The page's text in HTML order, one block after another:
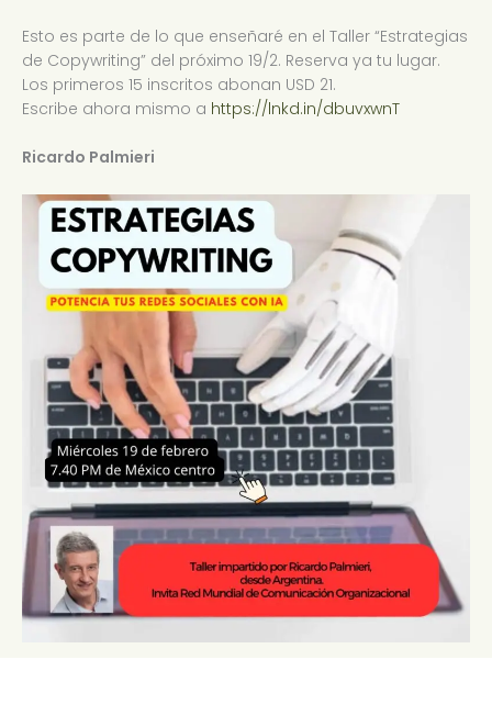
Esto es parte de lo que enseñaré en el Taller “Estrategias
de Copywriting” del próximo 19/2. Reserva ya tu lugar.
Los primeros 15 inscritos abonan USD 21.
Escribe ahora mismo a https://lnkd.in/dbuvxwnT
Ricardo Palmieri